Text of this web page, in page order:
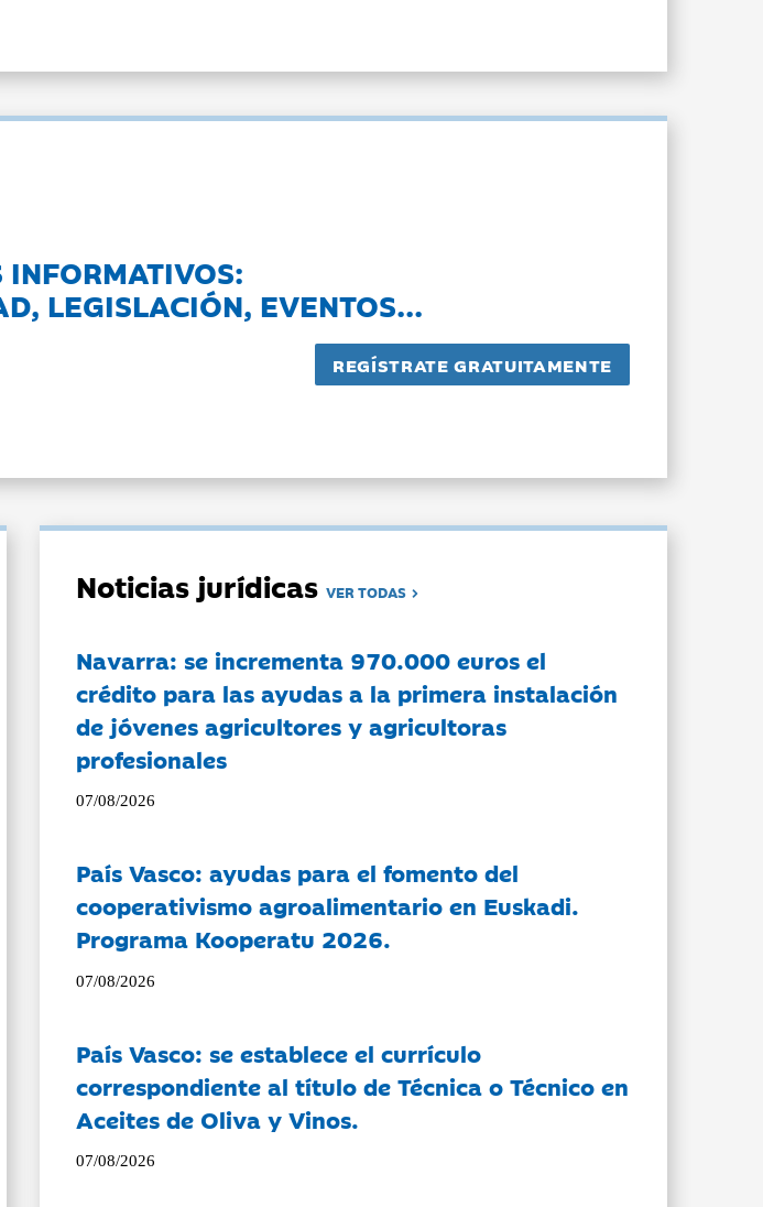
INFORMATIVOS:
LEGISLACIÓN, EVENTOS...
Noticias jurídicasVER TODAS
Navarra: se incrementa 970.000 euros el
crédito para las ayudas a la primera instalación
de jóvenes agricultores y agricultoras
profesionales
07/08/2026
País Vasco: ayudas para el fomento del
cooperativismo agroalimentario en Euskadi.
Programa Kooperatu 2026.
07/08/2026
País Vasco: se establece el currículo
correspondiente al título de Técnica o Técnico en
Aceites de Oliva y Vinos.
07/08/2026